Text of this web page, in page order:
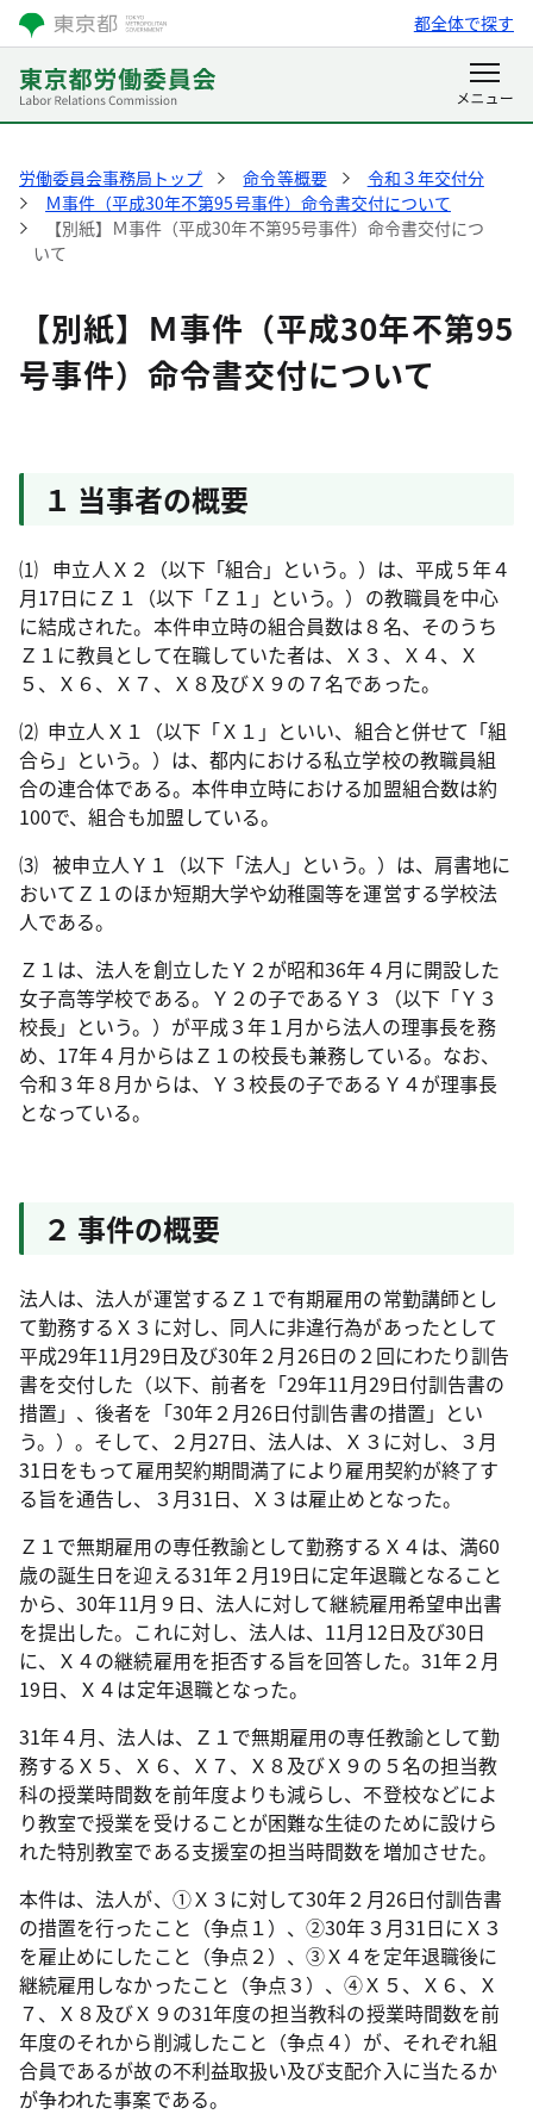
都全体で探す
労働委員会事務局トップ 命令等概要
令和３年交付分
Ｍ事件（平成30年不第95号事件）命令書交付について
【別紙】Ｍ事件（平成30年不第95号事件）命令書交付につ
いて
【別紙】Ｍ事件（平成30年不第95
号事件）命令書交付について
１ 当事者の概要
⑴ 申立人Ｘ２（以下「組合」という。）は、平成５年４
月17日にＺ１（以下「Ｚ１」という。）の教職員を中心
に結成された。本件申立時の組合員数は８名、そのうち
Ｚ１に教員として在職していた者は、Ｘ３、Ｘ４、Ｘ
５、Ｘ６、Ｘ７、Ｘ８及びＸ９の７名であった。
⑵ 申立人Ｘ１（以下「Ｘ１」といい、組合と併せて「組
合ら」という。）は、都内における私立学校の教職員組
合の連合体である。本件申立時における加盟組合数は約
100で、組合も加盟している。
⑶ 被申立人Ｙ１（以下「法人」という。）は、肩書地に
おいてＺ１のほか短期大学や幼稚園等を運営する学校法
人である。
Ｚ１は、法人を創立したＹ２が昭和36年４月に開設した
女子高等学校である。Ｙ２の子であるＹ３（以下「Ｙ３
校長」という。）が平成３年１月から法人の理事長を務
め、 17年４月からはＺ１の校長も兼務している。なお、
令和３年８月からは、Ｙ３校長の子であるＹ４が理事長
となっている。
２ 事件の概要
法人は、法人が運営するＺ１で有期雇用の常勤講師とし
て勤務するＸ３に対し、同人に非違行為があったとして
平成29年11月29日及び30年２月26日の２回にわたり訓告
書を交付した（以下、前者を「29年11月29日付訓告書の
措置」、後者を「30年２月26日付訓告書の措置」とい
う。）。そして、２月27日、法人は、Ｘ３に対し、３月
31日をもって雇用契約期間満了により雇用契約が終了す
る旨を通告し、３月31日、Ｘ３は雇止めとなった。
Ｚ１で無期雇用の専任教諭として勤務するＸ４は、満60
歳の誕生日を迎える31年２月19日に定年退職となること
から、30年11月９日、法人に対して継続雇用希望申出書
を提出した。これに対し、法人は、 11月 12日及び30日
に、Ｘ４の継続雇用を拒否する旨を回答した。 31年２月
19日、Ｘ４は定年退職となった。
31年４月、法人は、Ｚ１で無期雇用の専任教諭として勤
務するＸ５、Ｘ６、Ｘ７、Ｘ８及びＸ９の５名の担当教
科の授業時間数を前年度よりも減らし、不登校などによ
り教室で授業を受けることが困難な生徒のために設けら
れた特別教室である支援室の担当時間数を増加させた。
本件は、法人が、①Ｘ３に対して30年２月26日付訓告書
の措置を行ったこと（争点１）、②30年３月31日にＸ３
を雇止めにしたこと（争点２）、③Ｘ４を定年退職後に
継続雇用しなかったこと（争点３）、④Ｘ５、Ｘ６、Ｘ
７、Ｘ８及びＸ９の31年度の担当教科の授業時間数を前
年度のそれから削減したこと（争点４）が、それぞれ組
合員であるが故の不利益取扱い及び支配介入に当たるか
が争われた事案である。